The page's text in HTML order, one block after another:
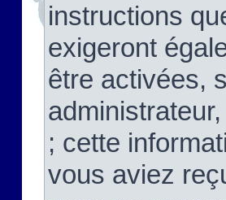
instructions
exigeront
être activées,
; cette
vous aviez